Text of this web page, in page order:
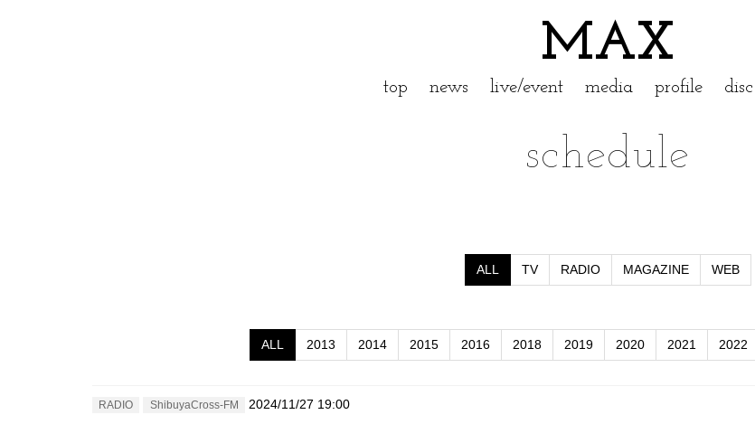
MAX
top news live/event media profile disc
schedule
ALL TV RADIO MAGAZINE WEB
ALL 2013 2014 2015 2016 2018 2019 2020 2021 2022
RADIO ShibuyaCross-FM
2024/11/27 19:00